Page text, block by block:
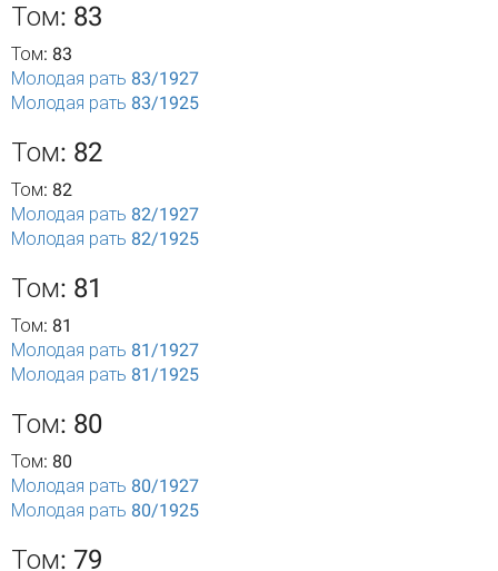
Том: 83
Том: 83
Молодая рать 83/1927
Молодая рать 83/1925
Том: 82
Том: 82
Молодая рать 82/1927
Молодая рать 82/1925
Том: 81
Том: 81
Молодая рать 81/1927
Молодая рать 81/1925
Том: 80
Том: 80
Молодая рать 80/1927
Молодая рать 80/1925
Том: 79